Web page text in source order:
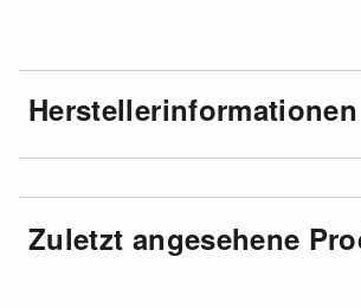
Herstellerinformationen
Zuletzt angesehene